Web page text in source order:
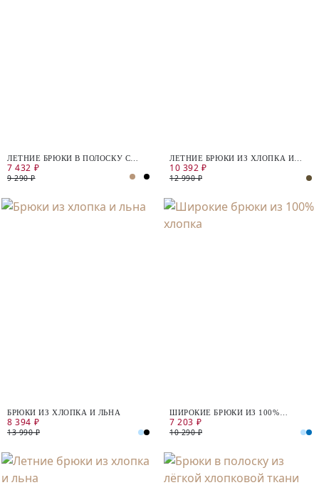
ЛЕТНИЕ БРЮКИ В ПОЛОСКУ С
ПОЯСОМ НА РЕЗИНКЕ
7 432 ₽
9 290 ₽
ЛЕТНИЕ БРЮКИ ИЗ ХЛОПКА И
ЛЬНА
10 392 ₽
12 990 ₽
БРЮКИ ИЗ ХЛОПКА И ЛЬНА
8 394 ₽
13 990 ₽
ШИРОКИЕ БРЮКИ ИЗ 100%
ХЛОПКА
7 203 ₽
10 290 ₽